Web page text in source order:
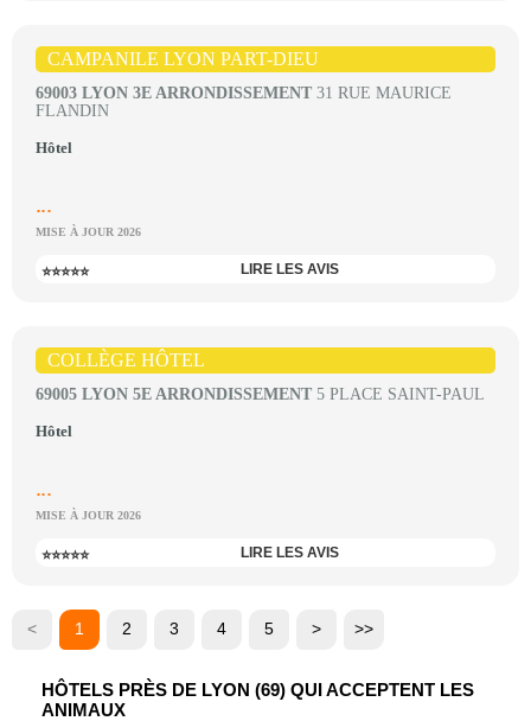
CAMPANILE LYON PART-DIEU
69003 LYON 3E ARRONDISSEMENT 31 RUE MAURICE
FLANDIN
Hôtel
...
MISE À JOUR 2026
⭐⭐⭐⭐⭐ LIRE LES AVIS
COLLÈGE HÔTEL
69005 LYON 5E ARRONDISSEMENT 5 PLACE SAINT-PAUL
Hôtel
...
MISE À JOUR 2026
⭐⭐⭐⭐⭐ LIRE LES AVIS
< 1 2 3 4 5 > >>
HÔTELS PRÈS DE LYON (69) QUI ACCEPTENT LES
ANIMAUX